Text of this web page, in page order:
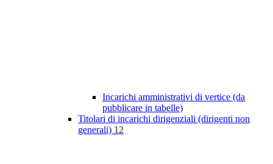
Incarichi amministrativi di vertice (da
pubblicare in tabelle)
Titolari di incarichi dirigenziali (dirigenti non
generali) 12